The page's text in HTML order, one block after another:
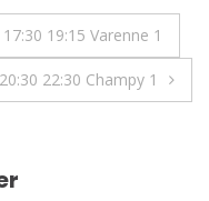
19:15 Varenne 1
22:30 Champy 1